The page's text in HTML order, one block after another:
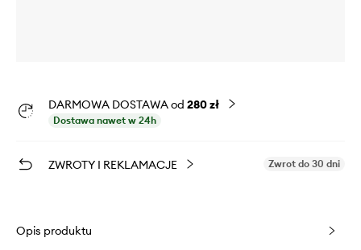
DARMOWA DOSTAWA od 280 zł
Dostawa nawet w 24h
ZWROTY I REKLAMACJE Zwrot do 30 dni
Opis produktu